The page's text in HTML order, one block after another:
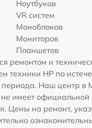
Ноутбуков
VR систем
Моноблоков
Мониторов
Планшетов
ремонтом и
техники HP по
периода. Наш центр в
имеет официальной
Цены на ремонт,